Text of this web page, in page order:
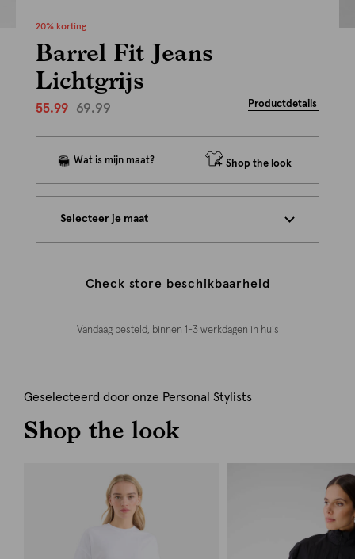
20% korting
Barrel Fit Jeans
Lichtgrijs
55.99 69.99 Productdetails
Shop the look
Selecteer je maat
Check store beschikbaarheid
Vandaag besteld, binnen 1-3 werkdagen in huis
Geselecteerd door onze Personal Stylists
Shop the look